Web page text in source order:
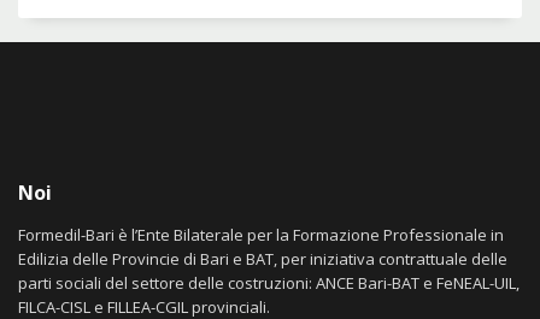
Noi
Formedil-Bari è l’Ente Bilaterale per la Formazione Professionale in
Edilizia delle Provincie di Bari e BAT, per iniziativa contrattuale delle
parti sociali del settore delle costruzioni: ANCE Bari-BAT e FeNEAL-UIL,
FILCA-CISL e FILLEA-CGIL provinciali.